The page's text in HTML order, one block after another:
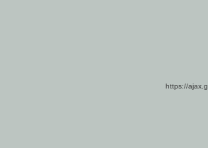
https://